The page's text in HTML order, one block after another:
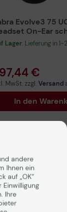
Evolve3 75
On-Ear
Lager: Lieferung in
€
MwSt. zzgl. Versand
In den
andere
Ihnen ein
auf „OK“
Einwilligung
Ihre